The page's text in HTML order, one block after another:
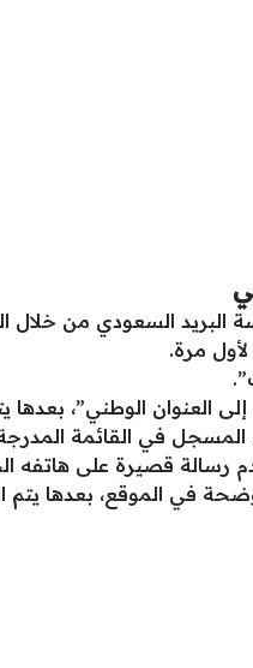
البريد السعودي من خلال
مرة.
الوطني”، بعدها
في القائمة
قصيرة على هاتفه
في الموقع، بعدها يتم